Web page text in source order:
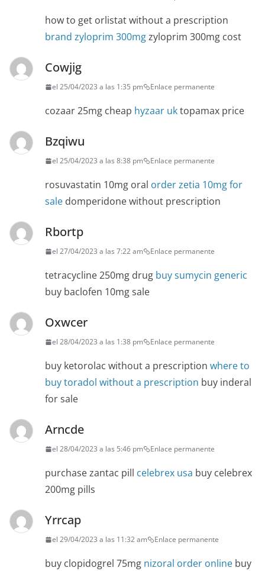
how to get orlistat without a prescription
brand zyloprim 300mgzyloprim 300mg cost
Cowjig
el 25/04/2023 a las 1:35 pm Enlace permanente
cozaar 25mg cheap hyzaar uktopamax price
Bzqiwu
el 25/04/2023 a las 8:38 pm Enlace permanente
rosuvastatin 10mg oral order zetia 10mg for
sale domperidone without prescription
Rbortp
el 27/04/2023 a las 7:22 am Enlace permanente
tetracycline 250mg drug buy sumycin generic
buy baclofen 10mg sale
Oxwcer
el 28/04/2023 a las 1:38 pm Enlace permanente
buy ketorolac without a prescription where to
buy toradol without a prescription buy inderal
for sale
Arncde
el 28/04/2023 a las 5:46 pm Enlace permanente
purchase zantac pill celebrex usa buy celebrex
200mg pills
Yrrcap
el 29/04/2023 a las 11:32 am Enlace permanente
buy clopidogrel 75mg nizoral order online buy